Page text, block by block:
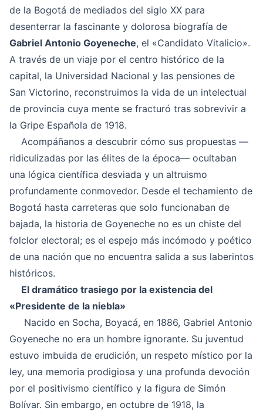
de la Bogotá de mediados del siglo XX para
desenterrar la fascinante y dolorosa biografía de
Gabriel Antonio Goyeneche, el «Candidato Vitalicio».
A través de un viaje por el centro histórico de la
capital, la Universidad Nacional y las pensiones de
San Victorino, reconstruimos la vida de un intelectual
de provincia cuya mente se fracturó tras sobrevivir a
la Gripe Española de 1918.
Acompáñanos a descubrir cómo sus propuestas —
ridiculizadas por las élites de la época— ocultaban
una lógica científica desviada y un altruismo
profundamente conmovedor. Desde el techamiento de
Bogotá hasta carreteras que solo funcionaban de
bajada, la historia de Goyeneche no es un chiste del
folclor electoral; es el espejo más incómodo y poético
de una nación que no encuentra salida a sus laberintos
históricos.
El dramático trasiego por la existencia del
«Presidente de la niebla»
Nacido en Socha, Boyacá, en 1886, Gabriel Antonio
Goyeneche no era un hombre ignorante. Su juventud
estuvo imbuida de erudición, un respeto místico por la
ley, una memoria prodigiosa y una profunda devoción
por el positivismo científico y la figura de Simón
Bolívar. Sin embargo, en octubre de 1918, la